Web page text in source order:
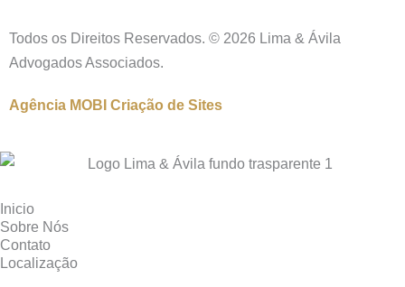
Todos os Direitos Reservados. © 2026 Lima & Ávila
Advogados Associados.
Agência MOBI Criação de Sites
Inicio
Sobre Nós
Contato
Localização